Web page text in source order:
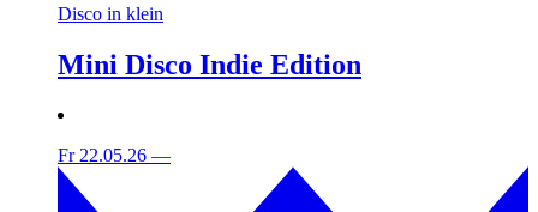
Disco in klein
Mini Disco Indie Edition
Fr 22.05.26 —